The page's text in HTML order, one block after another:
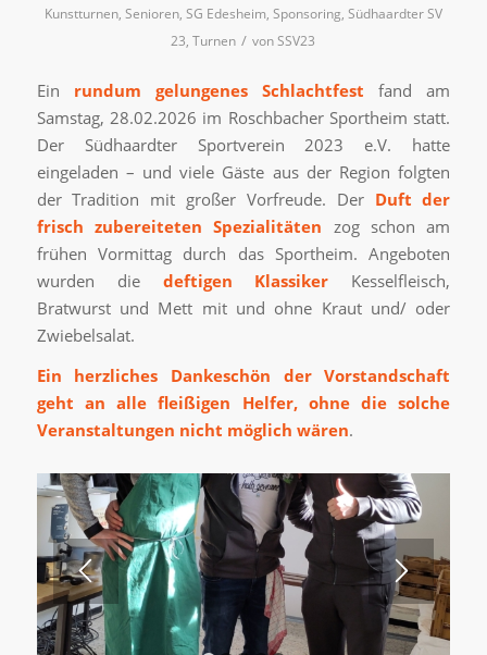
Kunstturnen, Senioren, SG Edesheim, Sponsoring, Südhaardter SV
23,Turnen / vonSSV23
Ein rundum gelungenes Schlachtfest fand am
Samstag, 28.02.2026 im Roschbacher Sportheim statt.
Der Südhaardter Sportverein 2023 e.V. hatte
eingeladen – und viele Gäste aus der Region folgten
der Tradition mit großer Vorfreude. Der Duft der
frisch zubereiteten Spezialitäten zog schon am
frühen Vormittag durch das Sportheim. Angeboten
wurden die deftigen Klassiker Kesselfleisch,
Bratwurst und Mett mit und ohne Kraut und/ oder
Zwiebelsalat.
Ein herzliches Dankeschön der Vorstandschaft
geht an alle fleißigen Helfer, ohne die solche
Veranstaltungen nicht möglich wären.